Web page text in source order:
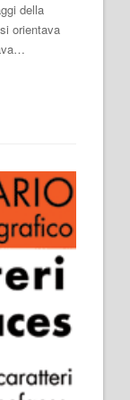
della
orientava